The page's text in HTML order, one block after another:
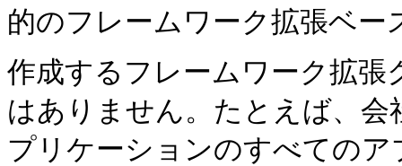
的のフレームワーク拡張ベ
作成するフレームワーク拡
はありません。たとえば、
プリケーションのすべての